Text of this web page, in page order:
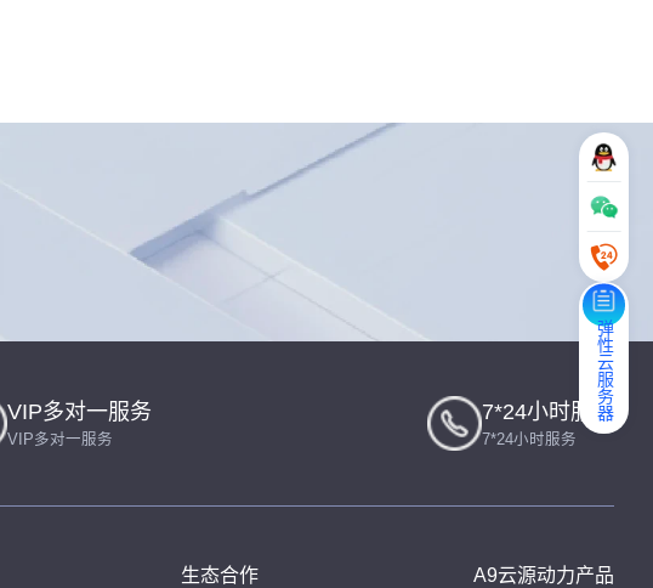
弹性云服务器
VIP多对一服务
VIP多对一服务
7*24小时服务
7*24小时服务
生态合作 A9云源动力产品